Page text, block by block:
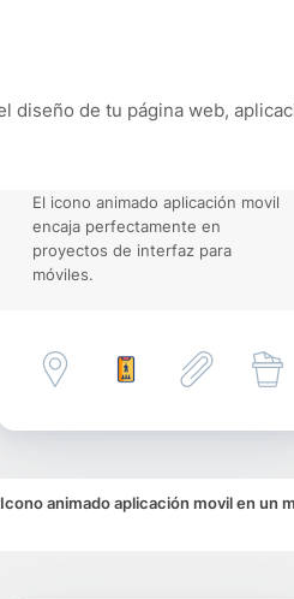
diseño de tu página web,
El icono animado aplicación movil
encaja perfectamente en
proyectos de interfaz para
móviles.
Icono animado aplicación movil en un